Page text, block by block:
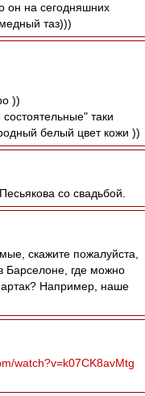
он на сегодняшних
таз)))
))
таки
белый цвет кожи ))
со свадьбой.
скажите пожалуйста,
Барселоне, где можно
Например, наше
watch?v=k07CK8avMtg